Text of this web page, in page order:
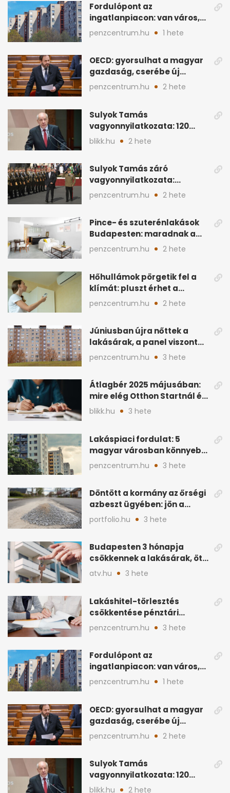
Fordulópont az
ingatlanpiacon: van város,
ahol a vétel már olcsóbb
penzcentrum.hu 1 hete
OECD: gyorsulhat a magyar
gazdaság, cserébe új
ingatlanadó is felmerül
penzcentrum.hu 2 hete
Sulyok Tamás
vagyonnyilatkozata: 120
milliós megtakarítás, 5
blikk.hu 2 hete
Sulyok Tamás záró
vagyonnyilatkozata:
ingatlanok és
megtakarítások
penzcentrum.hu 2 hete
Pince- és szuterénlakások
Budapesten: maradnak a
szigorú szabályok
penzcentrum.hu 2 hete
Hőhullámok pörgetik fel a
klímát: pluszt érhet a
lakásban a hűtés
penzcentrum.hu 2 hete
Júniusban újra nőttek a
lakásárak, a panel viszont
lemaradt
penzcentrum.hu 3 hete
Átlagbér 2025 májusában:
mire elég Otthon Startnál és
hitelnél?
blikk.hu 3 hete
Lakáspiaci fordulat: 5
magyar városban könnyebb
lett lakást venni
penzcentrum.hu 3 hete
Döntött a kormány az őrségi
azbeszt ügyében: jön a
rendezés
portfolio.hu 3 hete
Budapesten 3 hónapja
csökkennek a lakásárak, öt
éve nem volt ilyen
atv.hu 3 hete
Lakáshitel-törlesztés
csökkentése pénztári
megtakarítással: így
működik
penzcentrum.hu 3 hete
Fordulópont az
ingatlanpiacon: van város,
ahol a vétel már olcsóbb
penzcentrum.hu 1 hete
OECD: gyorsulhat a magyar
gazdaság, cserébe új
ingatlanadó is felmerül
penzcentrum.hu 2 hete
Sulyok Tamás
vagyonnyilatkozata: 120
milliós megtakarítás, 5
blikk.hu 2 hete